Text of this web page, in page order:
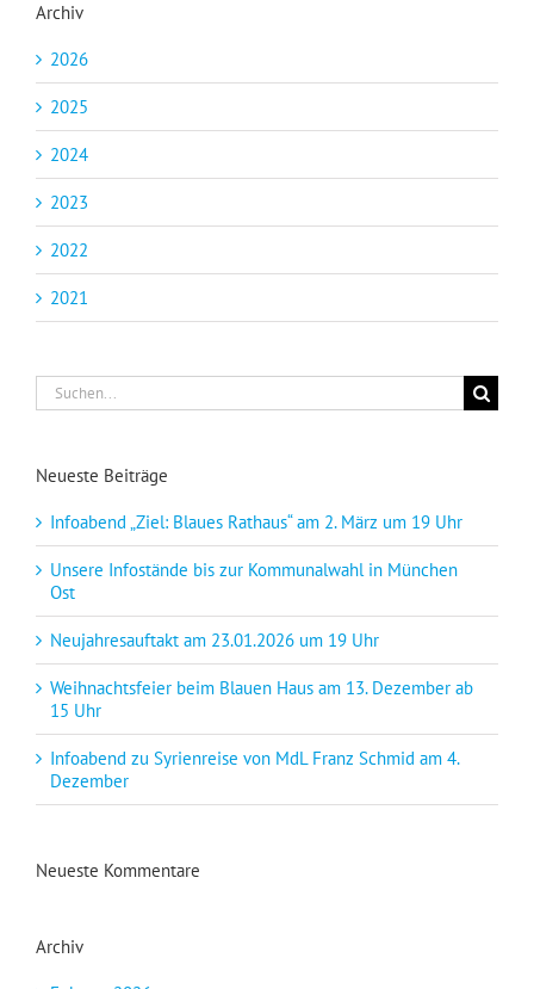
Archiv
2026
2025
2024
2023
2022
2021
Suche
nach:
Neueste Beiträge
Infoabend „Ziel: Blaues Rathaus“ am 2. März um 19 Uhr
Unsere Infostände bis zur Kommunalwahl in München
Ost
Neujahresauftakt am 23.01.2026 um 19 Uhr
Weihnachtsfeier beim Blauen Haus am 13. Dezember ab
15 Uhr
Infoabend zu Syrienreise von MdL Franz Schmid am 4.
Dezember
Neueste Kommentare
Archiv